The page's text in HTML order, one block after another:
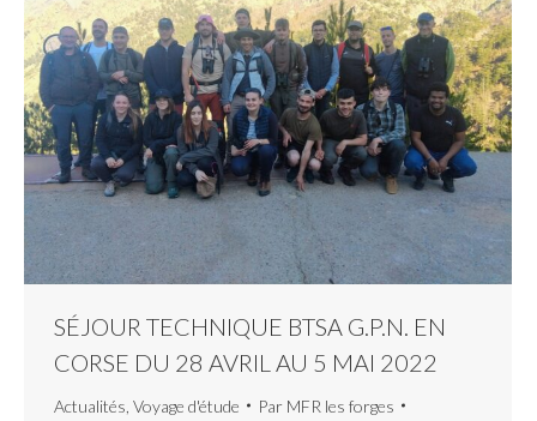
SÉJOUR TECHNIQUE BTSA G.P.N. EN
CORSE DU 28 AVRIL AU 5 MAI 2022
Actualités Voyage d'étude Par MFR les forges